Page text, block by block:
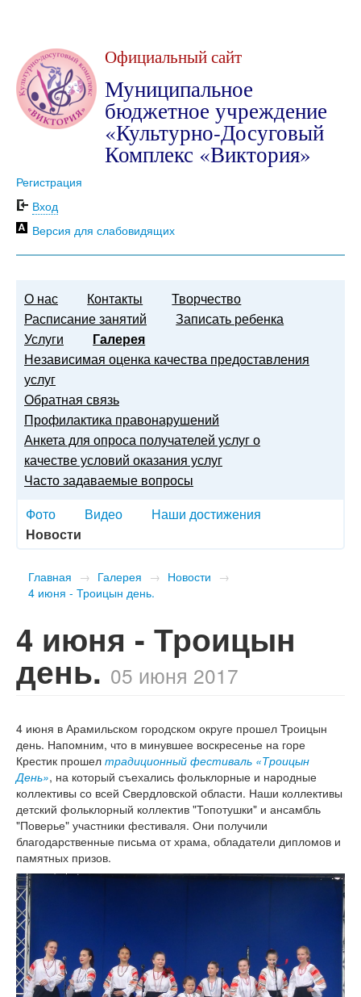
Официальный сайт
Муниципальное
бюджетное учреждение
«Культурно-Досуговый
Комплекс «Виктория»
Регистрация
Вход
Версия для слабовидящих
О нас Контакты
Творчество
Расписание занятий
Записать ребенка
Услуги
Галерея
Независимая оценка качества предоставления
услуг
Обратная связь
Профилактика правонарушений
Анкета для опроса получателей услуг о
качестве условий оказания услуг
Часто задаваемые вопросы
Фото
Видео
Наши достижения
Новости
Главная → Галерея → Новости →
4 июня - Троицын день.
4 июня - Троицын
день. 05 июня 2017
4 июня в Арамильском городском округе прошел Троицын
день. Напомним, что в минувшее воскресенье на горе
Крестик прошел традиционный фестиваль «Троицын
День», на который съехались фольклорные и народные
коллективы со всей Свердловской области. Наши коллективы
детский фольклорный коллектив "Топотушки" и ансамбль
"Поверье" участники фестиваля. Они получили
благодарственные письма от храма, обладатели дипломов и
памятных призов.